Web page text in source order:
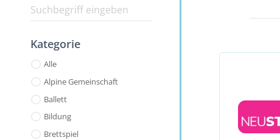
Kategorie
Alle
Alpine Gemeinschaft
Ballett
Bildung
Brettspiel